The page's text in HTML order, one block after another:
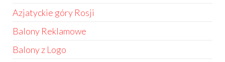
Azjatyckie góry Rosji
Balony Reklamowe
Balony z Logo